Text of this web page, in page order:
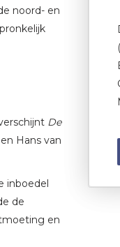
noord- en
De
Hans van
inboedel
de
en